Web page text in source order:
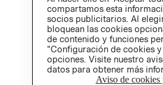
compartamos esta
socios publicitarios. Al
bloquean las cookies
de contenido y funciones
“Configuración de cookies
opciones. Visite nuestro
datos para obtener más
Aviso de cookies